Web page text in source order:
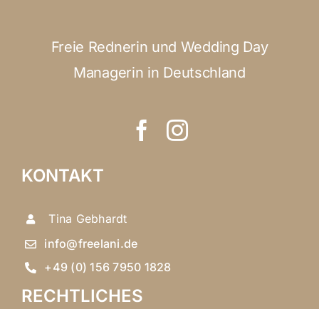
Freie Rednerin und Wedding Day
Managerin in Deutschland
KONTAKT
Tina Gebhardt
info@freelani.de
+49 (0) 156 7950 1828
RECHTLICHES